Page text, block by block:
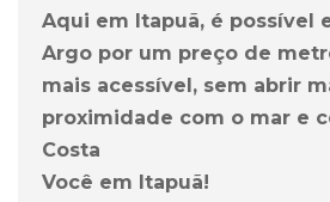
Aqui em Itapuã, é possível
Argo por um preço de
mais acessível, sem abrir
proximidade com o mar e
Costa
Você em Itapuã!